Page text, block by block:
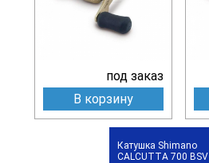
под заказ
В корзину
Катушка Shimano
CALCUTTA 700 BSV